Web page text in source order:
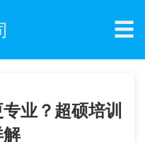
☰
业？超硕培训